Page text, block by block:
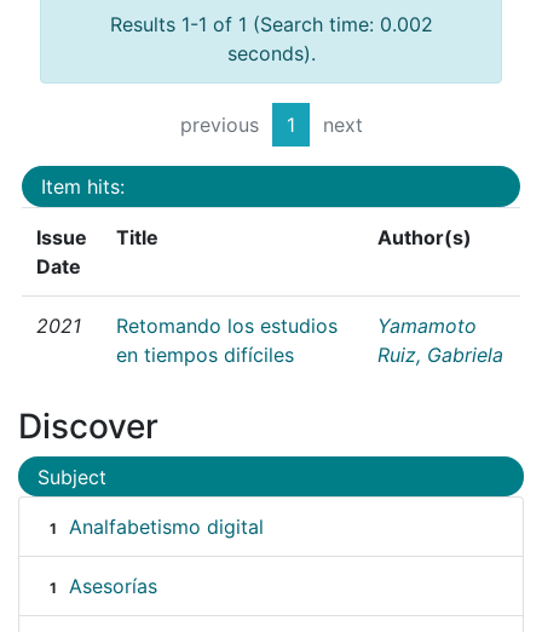
Results 1-1 of 1 (Search time: 0.002
seconds).
previous 1 next
Item hits:
Issue
Date
Title Author(s)
2021
Retomando los estudios
en tiempos difíciles
Yamamoto
Ruiz, Gabriela
Discover
Subject
1 Analfabetismo digital
1 Asesorías